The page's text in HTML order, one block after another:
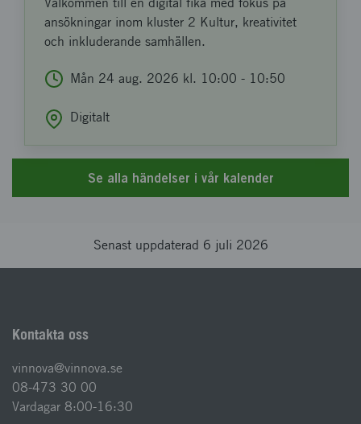
ansökningar inom kluster 2 Kultur, kreativitet
och inkluderande samhällen.
Mån 24 aug. 2026 kl. 10:00 - 10:50
Digitalt
Se alla händelser i vår kalender
Senast uppdaterad 6 juli 2026
Kontakta oss
vinnova@vinnova.se
08-473 30 00
Vardagar 8:00-16:30